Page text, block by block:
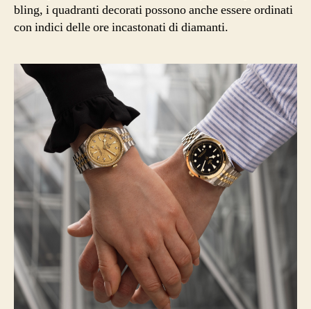
bling, i quadranti decorati possono anche essere ordinati
con indici delle ore incastonati di diamanti.